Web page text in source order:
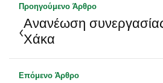
Προηγούμενο Άρθρο
‹Ανανέωση
Χάκα
Επόμενο Άρθρο